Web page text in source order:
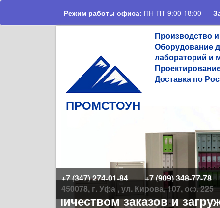
Режим работы офиса: ПН-ПТ 9:00-18:00
ПРОМСТОУН
Производство
Оборудование
лабораторий и
Доставка по
+7 (347) 274-01-84
+7 (909) 348-77-78
450078, г. Уфа , ул. Кирова, 107, оф. 225
количеством заказов и